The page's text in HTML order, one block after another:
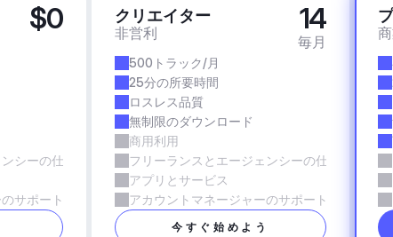
$0
シーの仕事
サポート
クリエイター
非営利 14
毎月
500トラック/月
25分の所要時間
ロスレス品質
無制限のダウンロード
商用利用
フリーランスとエージェンシーの仕事
アプリとサービス
アカウントマネージャーのサポート
今すぐ始めよう